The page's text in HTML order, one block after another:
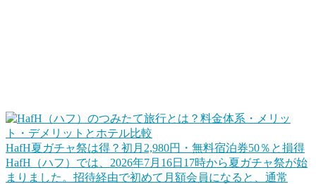
HafH夏ガチャ祭は得？初月2,980円・無料宿泊券50％と損得
HafH（ハフ）では、2026年7月16日17時から夏ガチャ祭が始
まりました。招待経由で初めて月額会員になると、通常